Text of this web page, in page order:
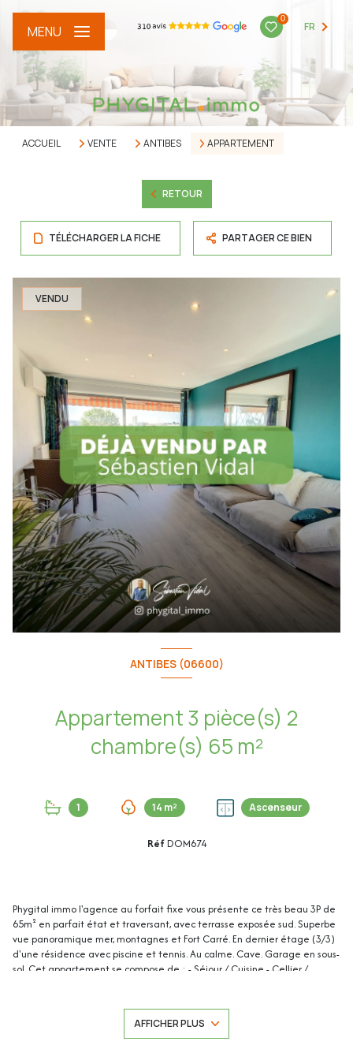
0
FR
MENU
ACCUEIL VENTE ANTIBES APPARTEMENT
RETOUR
TÉLÉCHARGER LA FICHE PARTAGER CE BIEN
VENDU
ANTIBES (06600)
Appartement 3 pièce(s) 2
chambre(s) 65 m²
1 14 m² Ascenseur
RéfDOM674
Phygital immo l'agence au forfait fixe vous présente ce très beau 3P de
65m² en parfait état et traversant, avec terrasse exposée sud. Superbe
vue panoramique mer, montagnes et Fort Carré. En dernier étage (3/3)
d'une résidence avec piscine et tennis. Au calme. Cave. Garage en sous-
sol. Cet appartement se compose de : - Séjour / Cuisine - Cellier /
Garage Les plus de l'appartement : - Dernier étage (3/3) - Rénové avec
goût - Salle de bain et cuisine rénovées en 2020 et 2021 - Belle terrasse
AFFICHER PLUS